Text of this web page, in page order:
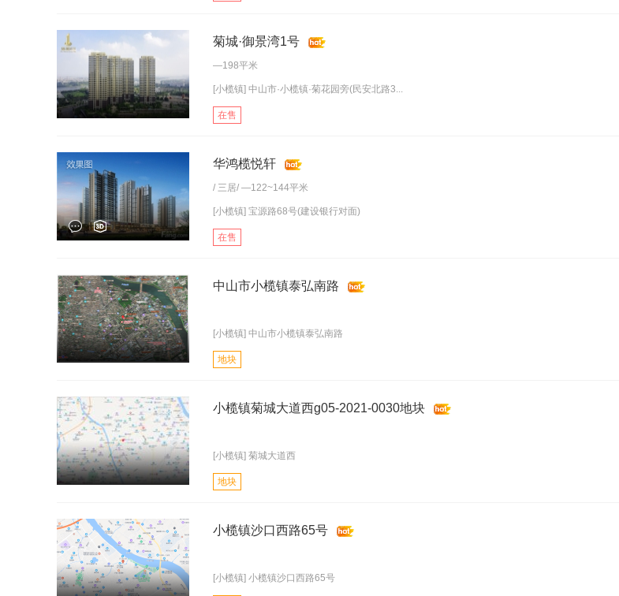
菊城·御景湾1号
—198平米
[小榄镇] 中山市·小榄镇·菊花园旁(民安北路3...
在售
华鸿榄悦轩
/ 三居/ —122~144平米
[小榄镇] 宝源路68号(建设银行对面)
在售
中山市小榄镇泰弘南路
[小榄镇] 中山市小榄镇泰弘南路
地块
小榄镇菊城大道西g05-2021-0030地块
[小榄镇] 菊城大道西
地块
小榄镇沙口西路65号
[小榄镇] 小榄镇沙口西路65号